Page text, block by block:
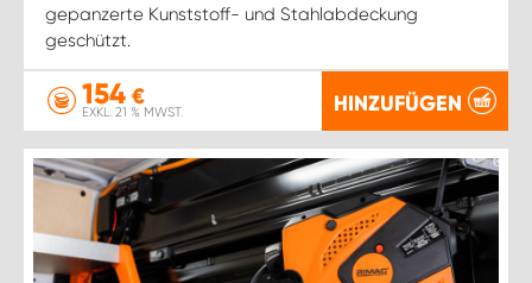
gepanzerte Kunststoff- und Stahlabdeckung
geschützt.
154 €
EXKL. 21 % MWST. HINZUFÜGEN